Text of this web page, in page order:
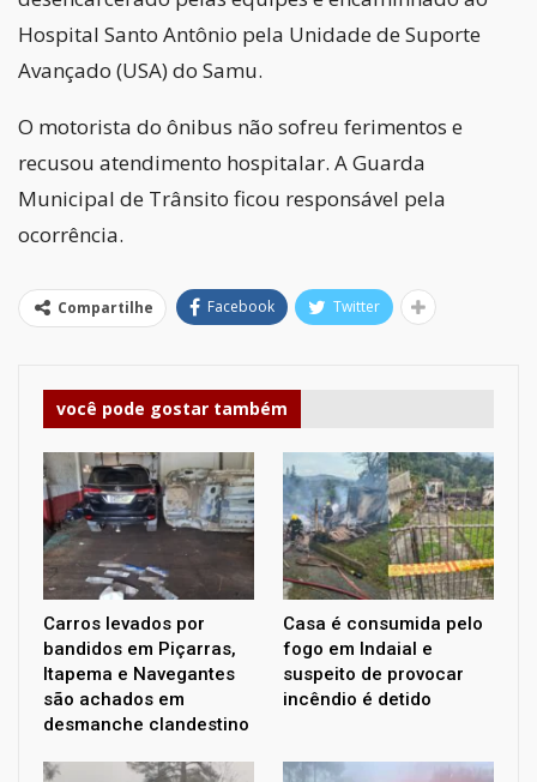
Hospital Santo Antônio pela Unidade de Suporte
Avançado (USA) do Samu.
O motorista do ônibus não sofreu ferimentos e
recusou atendimento hospitalar. A Guarda
Municipal de Trânsito ficou responsável pela
ocorrência.
Compartilhe Facebook Twitter
você pode gostar também
Carros levados por
bandidos em Piçarras,
Itapema e Navegantes
são achados em
desmanche clandestino
Casa é consumida pelo
fogo em Indaial e
suspeito de provocar
incêndio é detido